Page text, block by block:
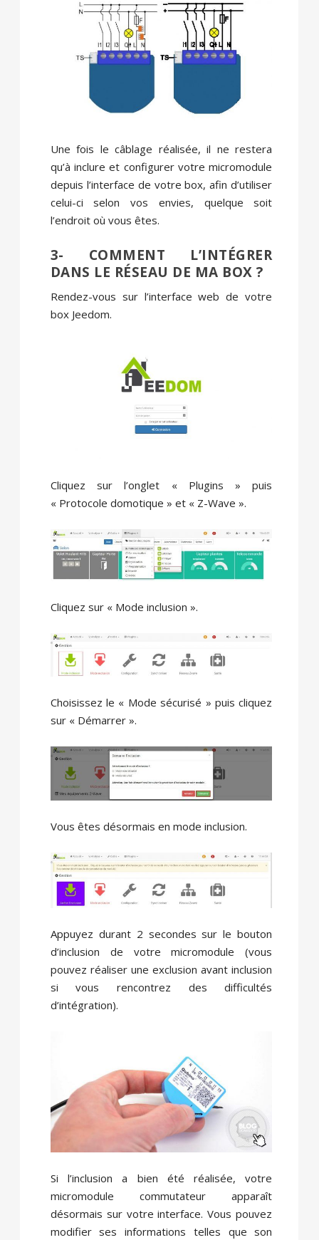
Une fois le câblage réalisée, il ne restera
qu’à inclure et configurer votre micromodule
depuis l’interface de votre box, afin d’utiliser
celui-ci selon vos envies, quelque soit
l’endroit où vous êtes.
3- COMMENT L’INTÉGRER
DANS LE RÉSEAU DE MA BOX ?
Rendez-vous sur l’interface web de votre
box Jeedom.
Cliquez sur l’onglet « Plugins » puis
« Protocole domotique » et « Z-Wave ».
Cliquez sur « Mode inclusion ».
Choisissez le « Mode sécurisé » puis cliquez
sur « Démarrer ».
Vous êtes désormais en mode inclusion.
Appuyez durant 2 secondes sur le bouton
d’inclusion de votre micromodule (vous
pouvez réaliser une exclusion avant inclusion
si vous rencontrez des difficultés
d’intégration).
Si l’inclusion a bien été réalisée, votre
micromodule commutateur apparaît
désormais sur votre interface. Vous pouvez
modifier ses informations telles que son